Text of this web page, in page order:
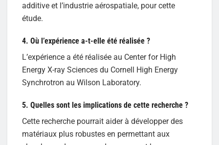
additive et l’industrie aérospatiale, pour cette
étude.
4. Où l’expérience a-t-elle été réalisée ?
L’expérience a été réalisée au Center for High
Energy X-ray Sciences du Cornell High Energy
Synchrotron au Wilson Laboratory.
5. Quelles sont les implications de cette recherche ?
Cette recherche pourrait aider à développer des
matériaux plus robustes en permettant aux